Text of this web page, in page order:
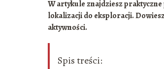
W artykule znajdziesz
lokalizacji do eksploracji.
aktywności.
Spis treści: